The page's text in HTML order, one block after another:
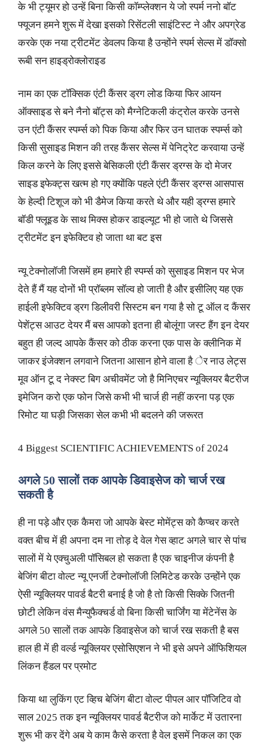
के भी ट्यूमर हो उन्हें बिना किसी कॉम्प्लेक्शन ये जो स्पर्म ननो बॉट
फ्यूजन हमने शुरू में देखा इसको रिसेंटली साइंटिस्ट ने और अपग्रेड
करके एक नया ट्रीटमेंट डेवलप किया है उन्होंने स्पर्म सेल्स में डॉक्सो
रूबी सन हाइड्रोक्लोराइड
नाम का एक टॉक्सिक एंटी कैंसर ड्रग लोड किया फिर आयन
ऑक्साइड से बने नैनो बॉट्स को मैग्नेटिकली कंट्रोल करके उनसे
उन एंटी कैंसर स्पर्म्स को पिक किया और फिर उन घातक स्पर्म्स को
किसी सुसाइड मिशन की तरह कैंसर सेल्स में पेनिट्रेट करवाया उन्हें
किल करने के लिए इससे बेसिकली एंटी कैंसर ड्रग्स के दो मेजर
साइड इफेक्ट्स खत्म हो गए क्योंकि पहले एंटी कैंसर ड्रग्स आसपास
के हेल्दी टिशूज को भी डैमेज किया करते थे और यही ड्रग्स हमारे
बॉडी फ्लूइड के साथ मिक्स होकर डाइल्यूट भी हो जाते थे जिससे
ट्रीटमेंट इन इफेक्टिव हो जाता था बट इस
न्यू टेक्नोलॉजी जिसमें हम हमारे ही स्पर्म्स को सुसाइड मिशन पर भेज
देते हैं मैं यह दोनों भी प्रॉब्लम सॉल्व हो जाती है और इसीलिए यह एक
हाईली इफेक्टिव ड्रग डिलीवरी सिस्टम बन गया है सो टू ऑल द कैंसर
पेशेंट्स आउट देयर मैं बस आपको इतना ही बोलूंगा जस्ट हैंग इन देयर
बहुत ही जल्द आपके कैंसर को ठीक करना एक पास के क्लीनिक में
जाकर इंजेक्शन लगवाने जितना आसान होने वाला है ेर नाउ लेट्स
मूव ऑन टू द नेक्स्ट बिग अचीवमेंट जो है मिनिएचर न्यूक्लियर बैटरीज
इमेजिन करो एक फोन जिसे कभी भी चार्ज ही नहीं करना पड़ एक
रिमोट या घड़ी जिसका सेल कभी भी बदलने की जरूरत
4 Biggest SCIENTIFIC ACHIEVEMENTS of 2024
अगले 50 सालों तक आपके डिवाइसेज को चार्ज रख
सकती है
ही ना पड़े और एक कैमरा जो आपके बेस्ट मोमेंट्स को कैप्चर करते
वक्त बीच में ही अपना दम ना तोड़ दे वेल गेस व्हाट अगले चार से पांच
सालों में ये एक्चुअली पॉसिबल हो सकता है एक चाइनीज कंपनी है
बेजिंग बीटा वोल्ट न्यू एनर्जी टेक्नोलॉजी लिमिटेड करके उन्होंने एक
ऐसी न्यूक्लियर पावर्ड बैटरी बनाई है जो है तो किसी सिक्के जितनी
छोटी लेकिन वंस मैन्युफैक्चर्ड वो बिना किसी चार्जिंग या मेंटेनेंस के
अगले 50 सालों तक आपके डिवाइसेज को चार्ज रख सकती है बस
हाल ही में ही वर्ल्ड न्यूक्लियर एसोसिएशन ने भी इसे अपने ऑफिशियल
लिंकन हैंडल पर प्रमोट
किया था लुकिंग एट व्हिच बेजिंग बीटा वोल्ट पीपल आर पॉजिटिव वो
साल 2025 तक इन न्यूक्लियर पावर्ड बैटरीज को मार्केट में उतारना
शुरू भी कर देंगे अब ये काम कैसे करता है वेल इसमें निकल का एक